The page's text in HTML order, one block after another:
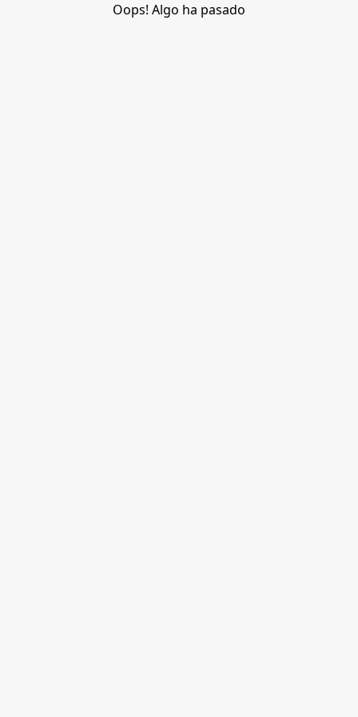
Oops! Algo ha pasado